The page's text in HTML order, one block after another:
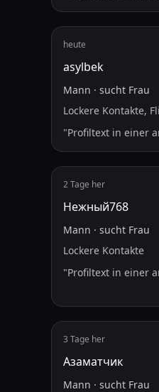
heute
asylbek
Mann · sucht Frau
Lockere Kontakte,
"Profiltext in einer
2 Tage her
Нежный768
Mann · sucht Frau
Lockere Kontakte
"Profiltext in einer
3 Tage her
Азаматчик
Mann · sucht Frau